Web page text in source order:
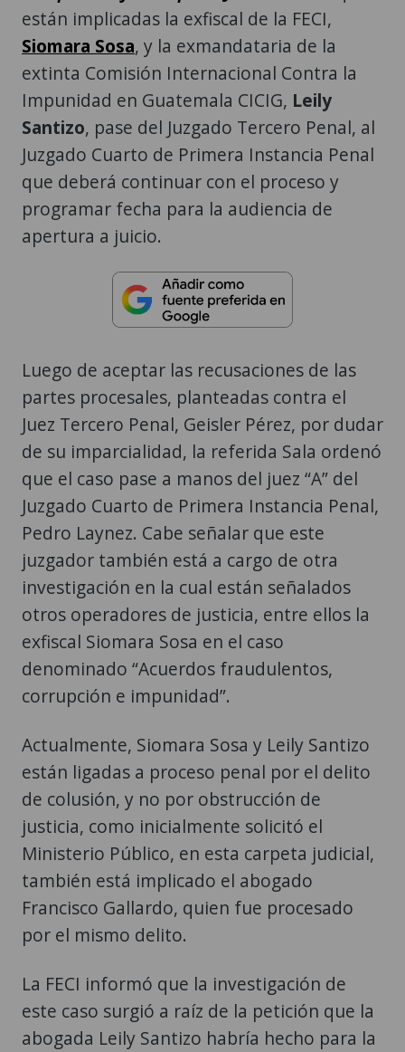
están implicadas la exfiscal de la FECI,
Siomara Sosa, y la exmandataria de la
extinta Comisión Internacional Contra la
Impunidad en Guatemala CICIG, Leily
Santizo, pase del Juzgado Tercero Penal, al
Juzgado Cuarto de Primera Instancia Penal
que deberá continuar con el proceso y
programar fecha para la audiencia de
apertura a juicio.
Luego de aceptar las recusaciones de las
partes procesales, planteadas contra el
Juez Tercero Penal, Geisler Pérez, por dudar
de su imparcialidad, la referida Sala ordenó
que el caso pase a manos del juez “A” del
Juzgado Cuarto de Primera Instancia Penal,
Pedro Laynez. Cabe señalar que este
juzgador también está a cargo de otra
investigación en la cual están señalados
otros operadores de justicia, entre ellos la
exfiscal Siomara Sosa en el caso
denominado “Acuerdos fraudulentos,
corrupción e impunidad”.
Actualmente, Siomara Sosa y Leily Santizo
están ligadas a proceso penal por el delito
de colusión, y no por obstrucción de
justicia, como inicialmente solicitó el
Ministerio Público, en esta carpeta judicial,
también está implicado el abogado
Francisco Gallardo, quien fue procesado
por el mismo delito.
La FECI informó que la investigación de
este caso surgió a raíz de la petición que la
abogada Leily Santizo habría hecho para la